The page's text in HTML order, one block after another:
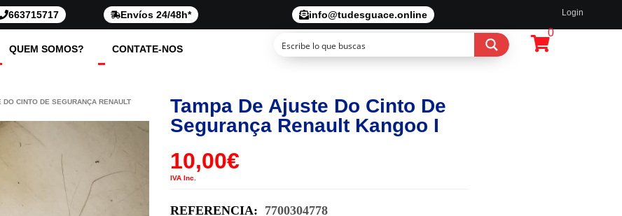
663715717 Envíos 24/48h* info@tudesguace.online Login
QUEM SOMOS? CONTATE-NOS
0
DO CINTO DE SEGURANÇA RENAULT
Tampa De Ajuste Do Cinto De
Segurança Renault Kangoo I
10,00€
IVA Inc.
REFERENCIA: 7700304778